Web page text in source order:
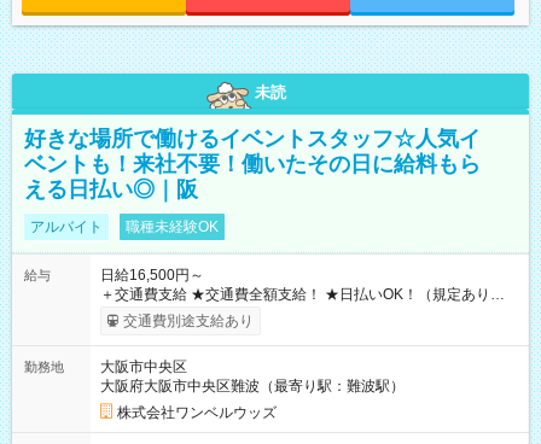
未読
好きな場所で働けるイベントスタッフ☆人気イ
ベントも！来社不要！働いたその日に給料もら
える日払い◎｜阪
アルバイト 職種未経験OK
給与
日給16,500円～
＋交通費支給 ★交通費全額支給！ ★日払いOK！（規定あり） ┗
働いたその日に現金GET♪ お仕事後はコンビニATMから 日払
交通費別途支給あり
勤務地
大阪市中央区
大阪府大阪市中央区難波（最寄り駅：難波駅）
株式会社ワンベルウッズ